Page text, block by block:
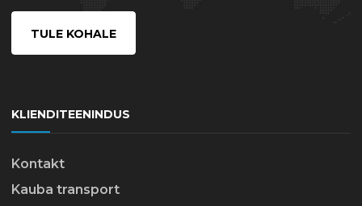
TULE KOHALE
KLIENDITEENINDUS
Kontakt
Kauba transport